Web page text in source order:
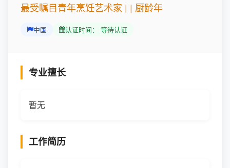
最受瞩目青年烹饪艺术家 | | 厨龄年
中国 认证时间： 等待认证
专业擅长
暂无
工作简历